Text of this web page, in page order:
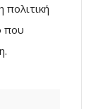
πολιτική
που